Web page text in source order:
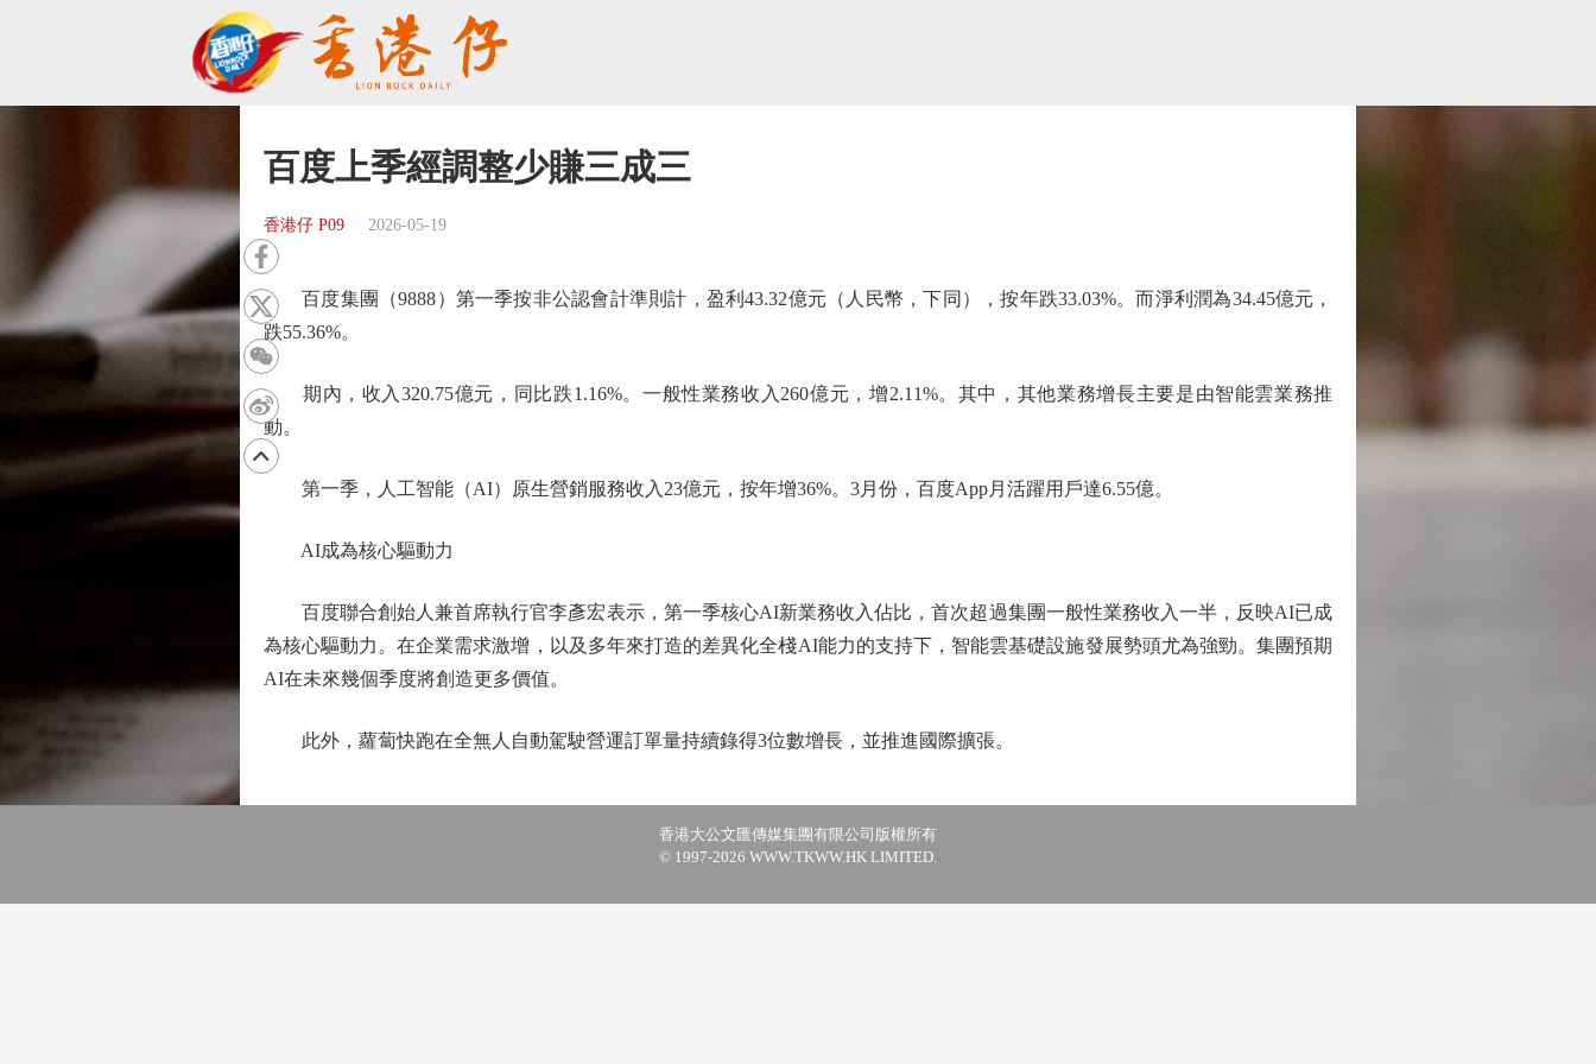
百度上季經調整少賺三成三
香港仔 P09 2026-05-19
百度集團（9888）第一季按非公認會計準則計，盈利43.32億元（人民幣，下同），按年跌33.03%。而淨利潤為34.45億元，
跌55.36%。
期內，收入320.75億元，同比跌1.16%。一般性業務收入260億元，增2.11%。其中，其他業務增長主要是由智能雲業務推
動。
第一季，人工智能（AI）原生營銷服務收入23億元，按年增36%。3月份，百度App月活躍用戶達6.55億。
AI成為核心驅動力
百度聯合創始人兼首席執行官李彥宏表示，第一季核心AI新業務收入佔比，首次超過集團一般性業務收入一半，反映AI已成
為核心驅動力。在企業需求激增，以及多年來打造的差異化全棧AI能力的支持下，智能雲基礎設施發展勢頭尤為強勁。集團預期
AI在未來幾個季度將創造更多價值。
此外，蘿蔔快跑在全無人自動駕駛營運訂單量持續錄得3位數增長，並推進國際擴張。
香港大公文匯傳媒集團有限公司版權所有
© 1997-2026 WWW.TKWW.HK LIMITED.